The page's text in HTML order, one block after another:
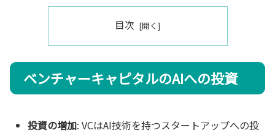
目次
ベンチャーキャピタルのAIへの投資
投資の増加: VCはAI技術を持つスタートアップへの投